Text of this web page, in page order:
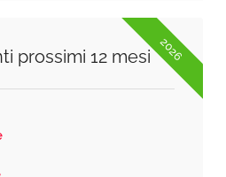
2026
prossimi 12 mesi